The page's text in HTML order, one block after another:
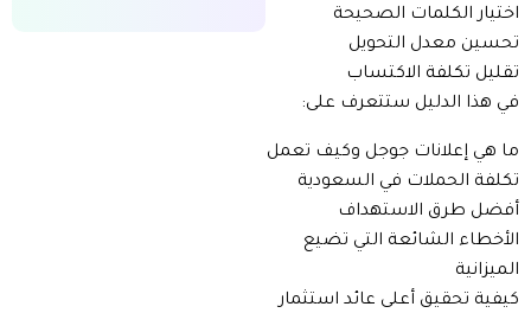
اختيار الكلمات الصحيحة
تحسين معدل التحويل
تقليل تكلفة الاكتساب
في هذا الدليل ستتعرف على:
ما هي إعلانات جوجل وكيف تعمل
تكلفة الحملات في السعودية
أفضل طرق الاستهداف
الأخطاء الشائعة التي تضيع
الميزانية
كيفية تحقيق أعلى عائد استثمار